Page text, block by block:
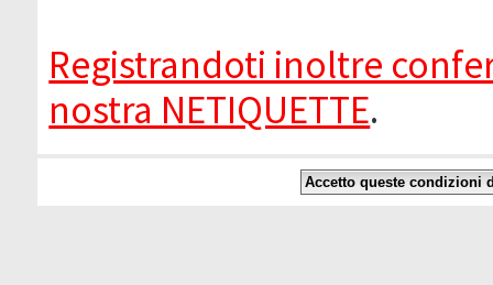
Registrandoti inoltre
nostra NETIQUETTE.